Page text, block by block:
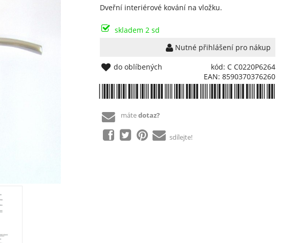
Dveřní interiérové kování na vložku.
skladem 2 sd
Nutné přihlášení pro nákup
kód: C C0220P6264
EAN: 8590370376260
do oblíbených
mátedotaz?
sdílejte!